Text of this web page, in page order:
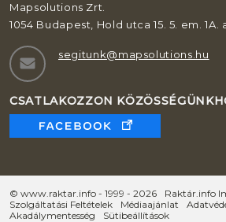
Mapsolutions Zrt.
1054 Budapest, Hold utca 15. 5. em. 1A.
segitunk@mapsolutions.hu
CSATLAKOZZON
© www.raktar.info - 1999 - 2026
Raktár.info
Szolgáltatási Feltételek
Médiaajánlat
Akadálymentesség
Sütibeállítások